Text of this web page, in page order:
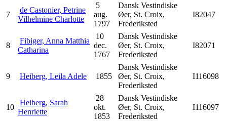
7
de Castonier, Petrine
Vilhelmine Charlotte
5
aug.
1797
Dansk Vestindiske
Øer, St. Croix,
Frederiksted
I82047
8
Fibiger, Anna Matthia
Catharina
10
dec.
1767
Dansk Vestindiske
Øer, St. Croix,
Frederiksted
I82071
9 Heiberg, Leila Adele 1855
Dansk Vestindiske
Øer, St. Croix,
Frederiksted
I116098
10
Heiberg, Sarah
Henriette
28
okt.
1853
Dansk Vestindiske
Øer, St. Croix,
Frederiksted
I116097